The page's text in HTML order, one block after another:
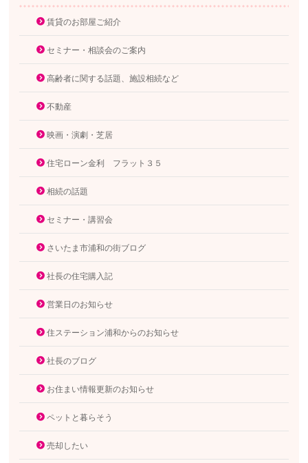
賃貸のお部屋ご紹介
セミナー・相談会のご案内
高齢者に関する話題、施設相続など
不動産
映画・演劇・芝居
住宅ローン金利 フラット３５
相続の話題
セミナー・講習会
さいたま市浦和の街ブログ
社長の住宅購入記
営業日のお知らせ
住ステーション浦和からのお知らせ
社長のブログ
お住まい情報更新のお知らせ
ペットと暮らそう
売却したい